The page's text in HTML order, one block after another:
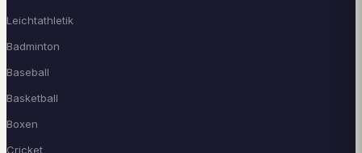
Leichtathletik
Badminton
Baseball
Basketball
Boxen
Cricket